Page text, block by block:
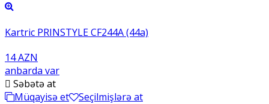
Kartric PRINSTYLE CF244A (44a)
14 AZN
anbarda var
Səbətə at
Müqayisə et
Seçilmişlərə at